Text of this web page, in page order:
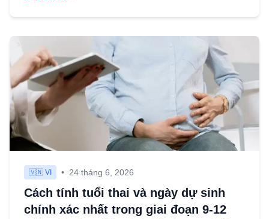
🇻🇳 VI • 24 tháng 6, 2026
Cách tính tuổi thai và ngày dự sinh
chính xác nhất trong giai đoạn 9-12